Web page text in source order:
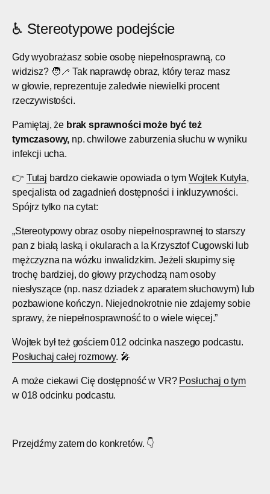
♿ Stereotypowe podejście
Gdy wyobrażasz sobie osobę niepełnosprawną, co
widzisz? 🧑‍🦯 Tak naprawdę obraz, który teraz masz
w głowie, reprezentuje zaledwie niewielki procent
rzeczywistości.
Pamiętaj, że brak sprawności może być też
tymczasowy, np. chwilowe zaburzenia słuchu w wyniku
infekcji ucha.
👉 Tutaj bardzo ciekawie opowiada o tym Wojtek Kutyła,
specjalista od zagadnień dostępności i inkluzywności.
Spójrz tylko na cytat:
„Stereotypowy obraz osoby niepełnosprawnej to starszy
pan z białą laską i okularach a la Krzysztof Cugowski lub
mężczyzna na wózku inwalidzkim. Jeżeli skupimy się
trochę bardziej, do głowy przychodzą nam osoby
niesłyszące (np. nasz dziadek z aparatem słuchowym) lub
pozbawione kończyn. Niejednokrotnie nie zdajemy sobie
sprawy, że niepełnosprawność to o wiele więcej.”
Wojtek był też gościem 012 odcinka naszego podcastu.
Posłuchaj całej rozmowy. 🎤
A może ciekawi Cię dostępność w VR? Posłuchaj o tym
w 018 odcinku podcastu.
Przejdźmy zatem do konkretów. 👇